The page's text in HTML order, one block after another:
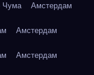
Амстердам
Амстердам
Амстердам